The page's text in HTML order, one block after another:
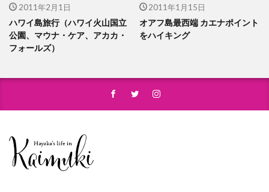
2011年2月1日
ハワイ島旅行（ハワイ火山国立
公園、マウナ・ケア、アカカ・
フォールズ）
2011年1月15日
オアフ島最西端 カエナポイント
をハイキング